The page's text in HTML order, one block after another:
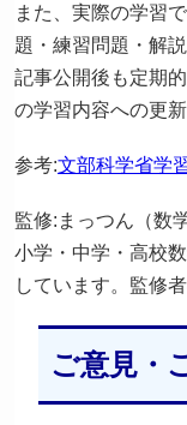
また、実際の学習
題・練習問題・解
記事公開後も定期
の学習内容への更
参考:文部科学省学
監修:まっつん（数
小学・中学・高校
しています。監修
ご意見・